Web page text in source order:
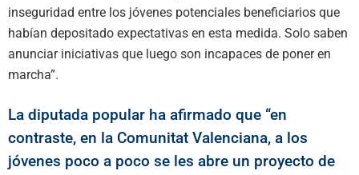
inseguridad entre los jóvenes potenciales beneficiarios que
habían depositado expectativas en esta medida. Solo saben
anunciar iniciativas que luego son incapaces de poner en
marcha”.
La diputada popular ha afirmado que “en
contraste, en la Comunitat Valenciana, a los
jóvenes poco a poco se les abre un proyecto de